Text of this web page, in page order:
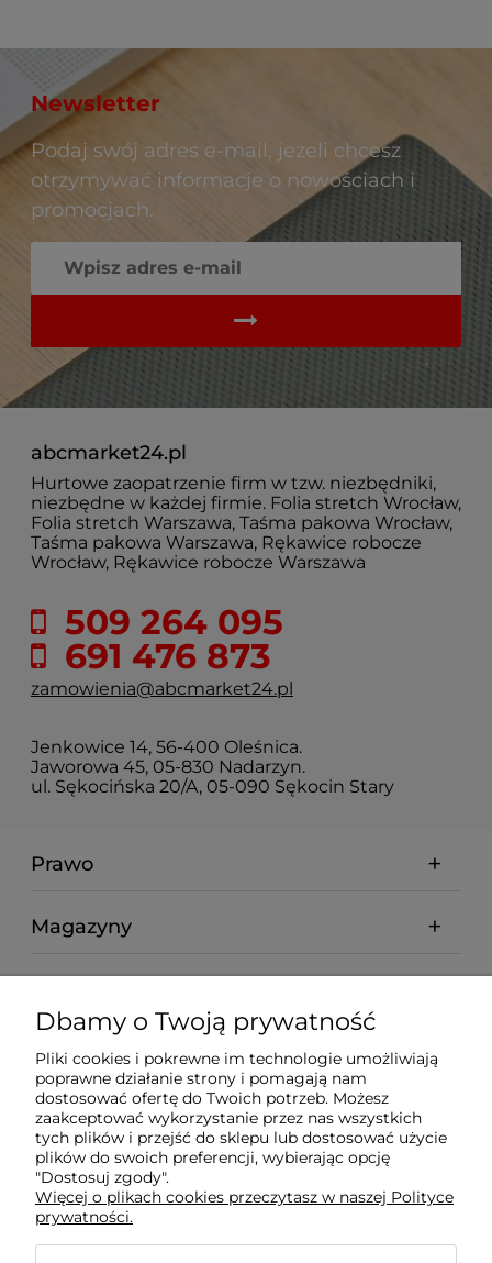
Newsletter
Podaj swój adres e-mail, jeżeli chcesz
otrzymywać informacje o nowościach i
promocjach.
abcmarket24.pl
Hurtowe zaopatrzenie firm w tzw. niezbędniki,
niezbędne w każdej firmie. Folia stretch Wrocław,
Folia stretch Warszawa, Taśma pakowa Wrocław,
Taśma pakowa Warszawa, Rękawice robocze
Wrocław, Rękawice robocze Warszawa
509 264 095
691 476 873
zamowienia@abcmarket24.pl
Jenkowice 14, 56-400 Oleśnica.
Jaworowa 45, 05-830 Nadarzyn.
ul. Sękocińska 20/A, 05-090 Sękocin Stary
Prawo
Magazyny
abcmarket24.pl
Informacje
Kontakt
Płatności
Dbamy o Twoją prywatność
Pliki cookies i pokrewne im technologie umożliwiają
poprawne działanie strony i pomagają nam
dostosować ofertę do Twoich potrzeb. Możesz
zaakceptować wykorzystanie przez nas wszystkich
tych plików i przejść do sklepu lub dostosować użycie
plików do swoich preferencji, wybierając opcję
"Dostosuj zgody".
Więcej o plikach cookies przeczytasz w naszej Polityce
prywatności.